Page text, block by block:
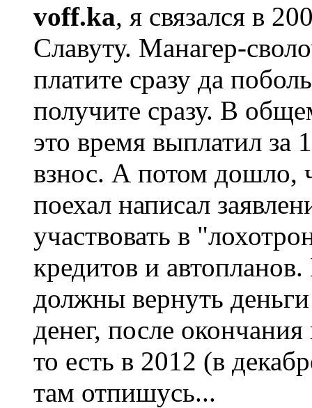
voff.ka, я связался в
Славуту. Манагер-
платите сразу да
получите сразу. В
это время выплатил за
взнос. А потом дошло,
поехал написал
участвовать в
кредитов и
должны вернуть
денег, после
то есть в 2012 (в
там отпишусь...